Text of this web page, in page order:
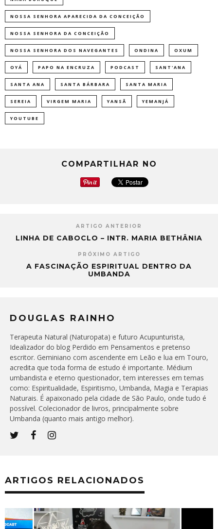
NOSSA SENHORA APARECIDA DA CONCEIÇÃO
NOSSA SENHORA DA CONCEIÇÃO
NOSSA SENHORA DOS NAVEGANTES ONDINA OXUM
OYÁ PAPO NA ENCRUZA PODCAST SANT'ANA
SANTA ANA SANTA BÁRBARA SANTA MARIA
SEREIA VIRGEM MARIA YANSÃ YEMANJÁ
YOUTUBE
COMPARTILHAR NO
ARTIGO ANTERIOR
LINHA DE CABOCLO – INTR. MARIA BETHÂNIA
PRÓXIMO ARTIGO
A FASCINAÇÃO ESPIRITUAL DENTRO DA
UMBANDA
DOUGLAS RAINHO
Terapeuta Natural (Naturopata) e futuro Acupunturista,
Idealizador do blog Perdido em Pensamentos e pretenso
escritor. Geminiano com ascendente em Leão e lua em Touro,
acredita que toda forma de estudo é importante. Médium
umbandista e eterno questionador, tem interesses em temas
como: Espiritualidade, Espiritismo, Umbanda, Magia e Terapias
Naturais. É apaixonado pela cidade de São Paulo, onde tudo é
possível. Colecionador de livros, principalmente sobre
Umbanda (quanto mais antigo melhor).
ARTIGOS RELACIONADOS